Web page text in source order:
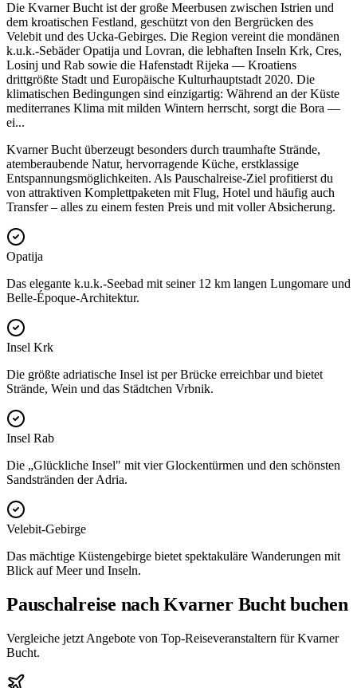
Die Kvarner Bucht ist der große Meerbusen zwischen Istrien und
dem kroatischen Festland, geschützt von den Bergrücken des
Velebit und des Ucka-Gebirges. Die Region vereint die mondänen
k.u.k.-Sebäder Opatija und Lovran, die lebhaften Inseln Krk, Cres,
Losinj und Rab sowie die Hafenstadt Rijeka — Kroatiens
drittgrößte Stadt und Europäische Kulturhauptstadt 2020. Die
klimatischen Bedingungen sind einzigartig: Während an der Küste
mediterranes Klima mit milden Wintern herrscht, sorgt die Bora —
ei...
Kvarner Bucht überzeugt besonders durch traumhafte Strände,
atemberaubende Natur, hervorragende Küche, erstklassige
Entspannungsmöglichkeiten. Als Pauschalreise-Ziel profitierst du
von attraktiven Komplettpaketen mit Flug, Hotel und häufig auch
Transfer – alles zu einem festen Preis und mit voller Absicherung.
Opatija
Das elegante k.u.k.-Seebad mit seiner 12 km langen Lungomare und
Belle-Époque-Architektur.
Insel Krk
Die größte adriatische Insel ist per Brücke erreichbar und bietet
Strände, Wein und das Städtchen Vrbnik.
Insel Rab
Die „Glückliche Insel" mit vier Glockentürmen und den schönsten
Sandstränden der Adria.
Velebit-Gebirge
Das mächtige Küstengebirge bietet spektakuläre Wanderungen mit
Blick auf Meer und Inseln.
Pauschalreise nach Kvarner Bucht buchen
Vergleiche jetzt Angebote von Top-Reiseveranstaltern für Kvarner
Bucht.